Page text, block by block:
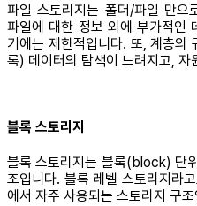
파일 스토리지는 폴더/파일 만으
파일에 대한 정보 외에 부가적인
기에는 제한적입니다. 또, 계층의
록) 데이터의 탐색이 느려지고, 자
블록 스토리지
블록 스토리지는 블록(block) 단
조입니다. 블록 레벨 스토리지라
에서 자주 사용되는 스토리지 구